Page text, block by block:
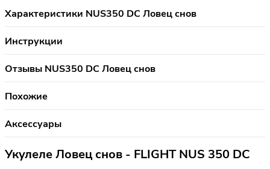
Характеристики NUS350 DC Ловец снов
Инструкции
Отзывы NUS350 DC Ловец снов
Похожие
Аксессуары
Укулеле Ловец снов - FLIGHT NUS 350 DC